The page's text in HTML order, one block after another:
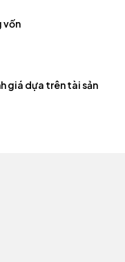
vốn
giá dựa trên tài sản